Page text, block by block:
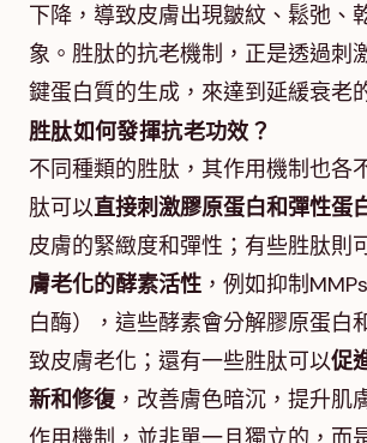
下降，導致皮膚出現皺紋、鬆弛、
象。胜肽的抗老機制，正是透過刺
鍵蛋白質的生成，來達到延緩衰老
胜肽如何發揮抗老功效？
不同種類的胜肽，其作用機制也各
肽可以直接刺激膠原蛋白和彈性蛋
皮膚的緊緻度和彈性；有些胜肽則
膚老化的酵素活性 ，例如抑制
白酶），這些酵素會分解膠原蛋白
致皮膚老化；還有一些胜肽可以促
新和修復，改善膚色暗沉，提升肌